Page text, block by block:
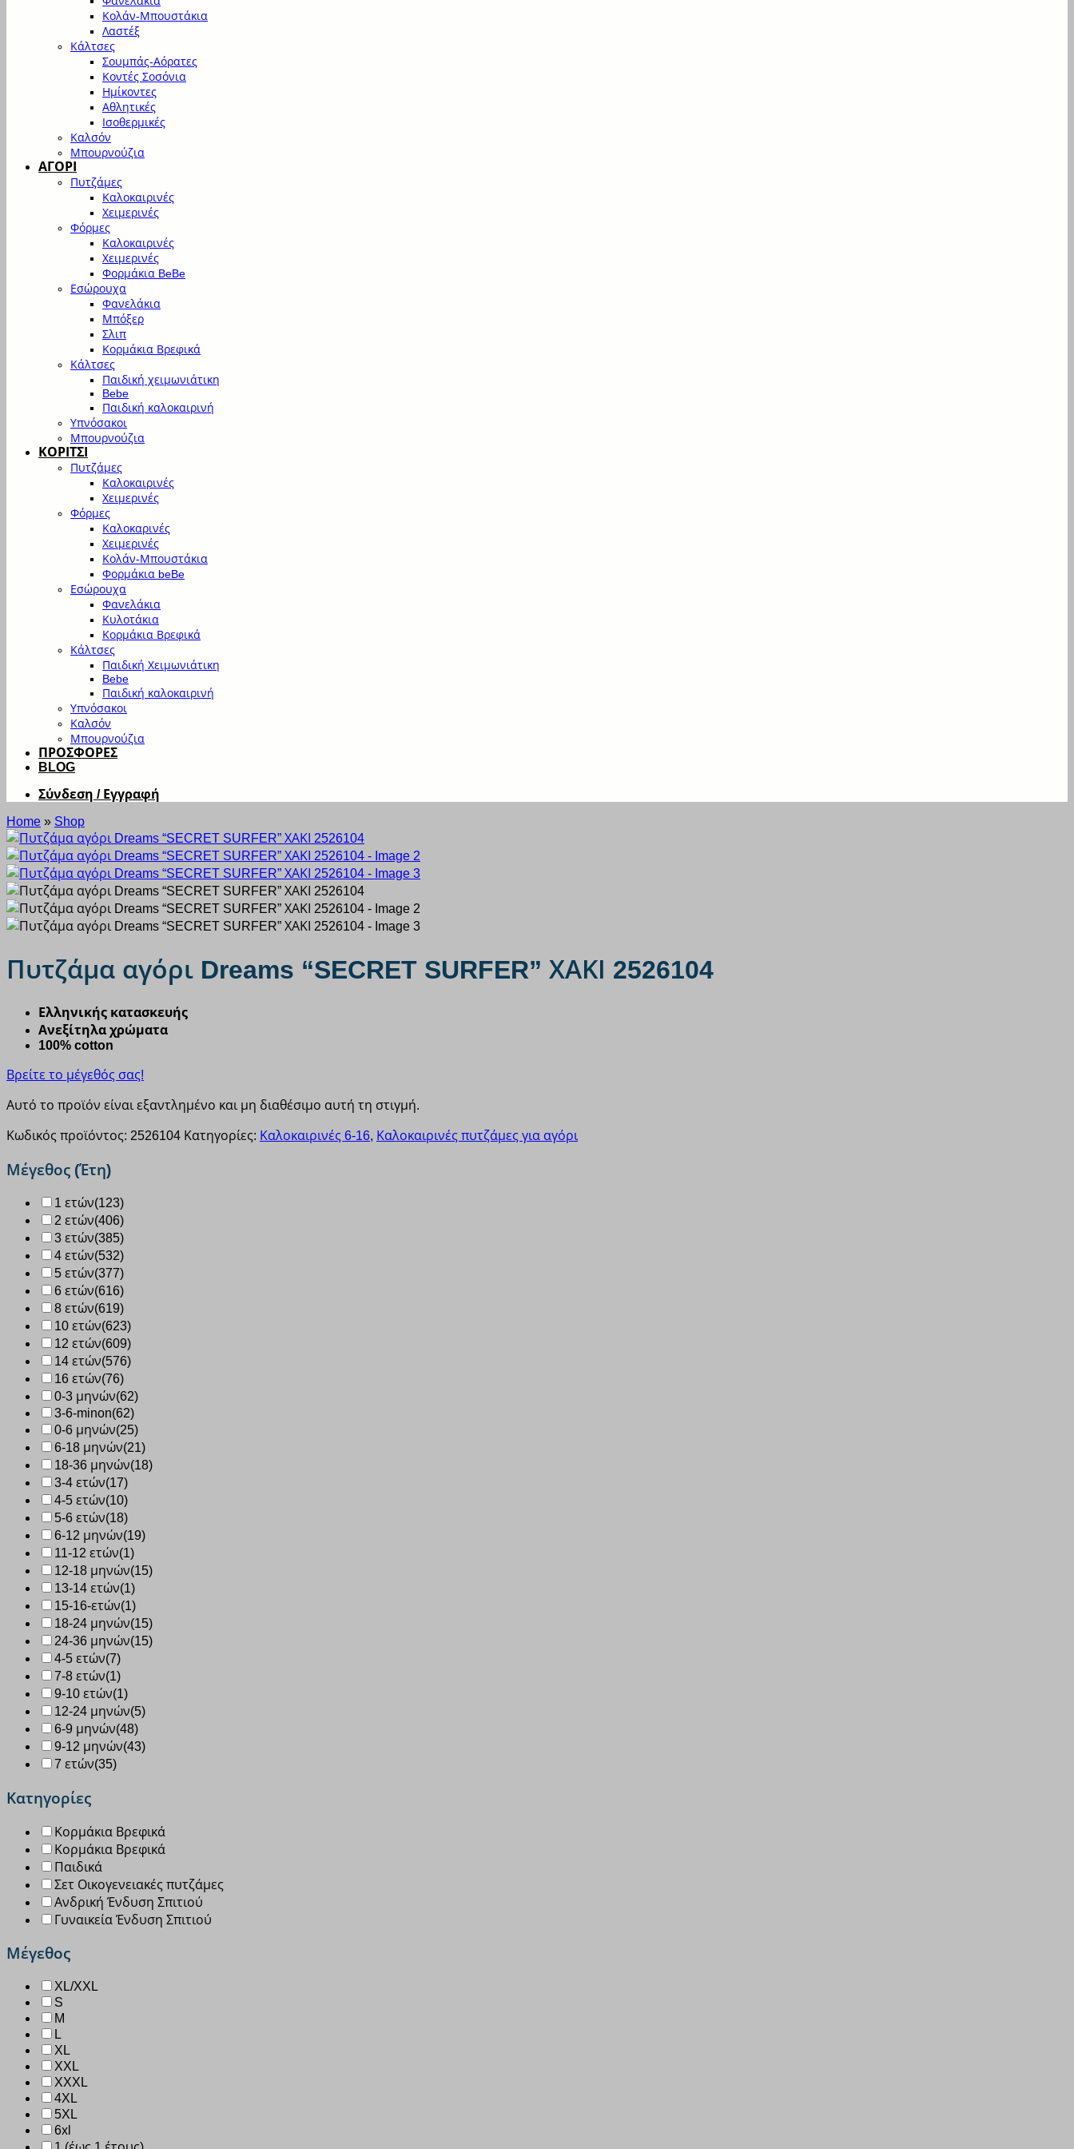
Κολάν-Μπουστάκια
Λαστέξ
Κάλτσες
Σουμπάς-Αόρατες
Κοντές Σοσόνια
Ημίκοντες
Αθλητικές
Ισοθερμικές
Καλσόν
Μπουρνούζια
ΑΓΟΡΙ
Πυτζάμες
Καλοκαιρινές
Χειμερινές
Φόρμες
Καλοκαιρινές
Χειμερινές
Φορμάκια BeBe
Εσώρουχα
Φανελάκια
Μπόξερ
Σλιπ
Κορμάκια Βρεφικά
Κάλτσες
Παιδική χειμωνιάτικη
Bebe
Παιδική καλοκαιρινή
Υπνόσακοι
Μπουρνούζια
ΚΟΡΙΤΣΙ
Πυτζάμες
Καλοκαιρινές
Χειμερινές
Φόρμες
Καλοκαρινές
Χειμερινές
Κολάν-Μπουστάκια
Φορμάκια beBe
Εσώρουχα
Φανελάκια
Κυλοτάκια
Κορμάκια Βρεφικά
Κάλτσες
Παιδική Χειμωνιάτικη
Bebe
Παιδική καλοκαιρινή
Υπνόσακοι
Καλσόν
Μπουρνούζια
ΠΡΟΣΦΟΡΕΣ
BLOG
Σύνδεση / Εγγραφή
Home » Shop
Πυτζάμα αγόρι Dreams “SECRET SURFER” ΧΑΚΙ 2526104
Ελληνικής κατασκευής
Ανεξίτηλα χρώματα
100% cotton
Βρείτε το μέγεθός σας!
Αυτό το προϊόν είναι εξαντλημένο και μη διαθέσιμο αυτή τη στιγμή.
Κωδικός προϊόντος: 2526104 Κατηγορίες: Καλοκαιρινές 6-16, Καλοκαιρινές πυτζάμες για αγόρι
Μέγεθος (Έτη)
1 ετών(123)
2 ετών(406)
3 ετών(385)
4 ετών(532)
5 ετών(377)
6 ετών(616)
8 ετών(619)
10 ετών(623)
12 ετών(609)
14 ετών(576)
16 ετών(76)
0-3 μηνών(62)
3-6-minon(62)
0-6 μηνών(25)
6-18 μηνών(21)
18-36 μηνών(18)
3-4 ετών(17)
4-5 ετών(10)
5-6 ετών(18)
6-12 μηνών(19)
11-12 ετών(1)
12-18 μηνών(15)
13-14 ετών(1)
15-16-ετών(1)
18-24 μηνών(15)
24-36 μηνών(15)
4-5 ετών(7)
7-8 ετών(1)
9-10 ετών(1)
12-24 μηνών(5)
6-9 μηνών(48)
9-12 μηνών(43)
7 ετών(35)
Κατηγορίες
Κορμάκια Βρεφικά
Κορμάκια Βρεφικά
Παιδικά
Σετ Οικογενειακές πυτζάμες
Ανδρική Ένδυση Σπιτιού
Γυναικεία Ένδυση Σπιτιού
Μέγεθος
XL/XXL
S
M
L
XL
XXL
XXXL
4XL
5XL
6xl